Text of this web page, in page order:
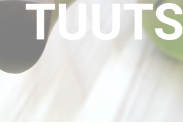
TUUTS